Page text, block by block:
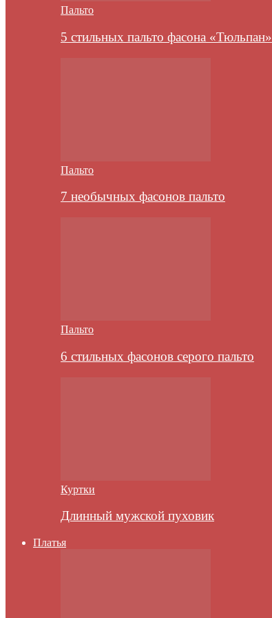
Пальто
5 стильных пальто фасона «Тюльпан»
Пальто
7 необычных фасонов пальто
Пальто
6 стильных фасонов серого пальто
Куртки
Длинный мужской пуховик
Платья